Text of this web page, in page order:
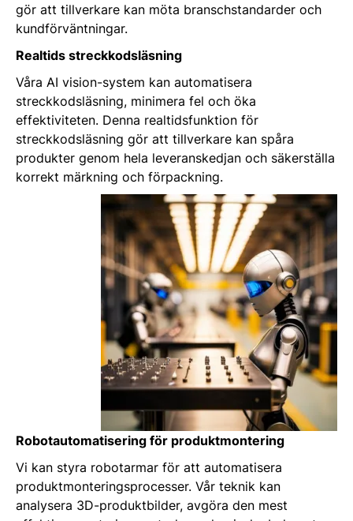
gör att tillverkare kan möta branschstandarder och
kundförväntningar.
Realtids streckkodsläsning
Våra AI vision-system kan automatisera
streckkodsläsning, minimera fel och öka
effektiviteten. Denna realtidsfunktion för
streckkodsläsning gör att tillverkare kan spåra
produkter genom hela leveranskedjan och säkerställa
korrekt märkning och förpackning.
Robotautomatisering för produktmontering
Vi kan styra robotarmar för att automatisera
produktmonteringsprocesser. Vår teknik kan
analysera 3D-produktbilder, avgöra den mest